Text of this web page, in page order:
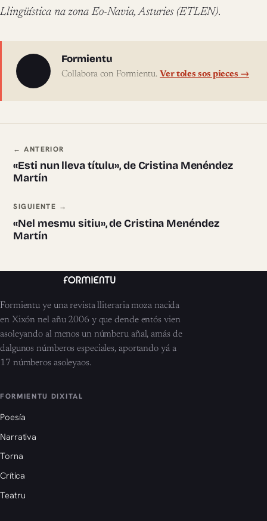
Llingüística na zona Eo-Navia, Asturies (ETLEN).
Sobre l'autor
Formientu
Collabora con Formientu.Ver toles sos pieces →
Navegación ente pieces
← ANTERIOR
«Esti nun lleva títulu», de Cristina Menéndez
Martín
SIGUIENTE →
«Nel mesmu sitiu», de Cristina Menéndez
Martín
Formientu ye una revista lliteraria moza nacida
en Xixón nel añu 2006 y que dende entós vien
asoleyando al menos un númberu añal, amás de
dalgunos númberos especiales, aportando yá a
17 númberos asoleyaos.
FORMIENTU DIXITAL
Poesía
Narrativa
Torna
Crítica
Teatru